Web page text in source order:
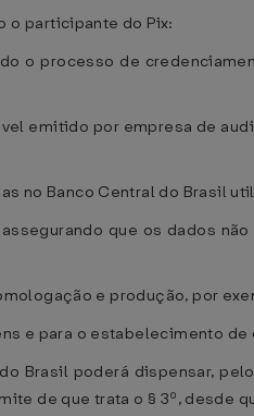
o participante do Pix:
o processo de
emitido por empresa de
no Banco Central do Brasil
que os dados
e produção, por
e para o estabelecimento de
Brasil poderá dispensar,
de que trata o § 3º, desde